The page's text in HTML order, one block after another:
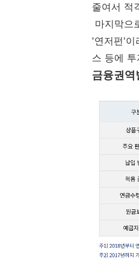
줄여서 적
마지막으
'연저펀'이
스 등에
금융권역